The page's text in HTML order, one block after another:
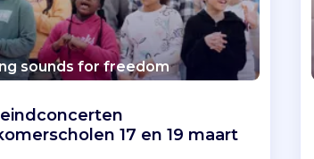
sounds for freedom
17 en 19 maart